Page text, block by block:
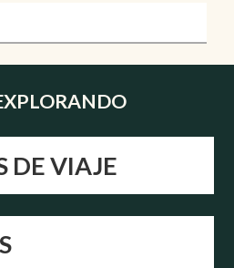
DE VIAJE